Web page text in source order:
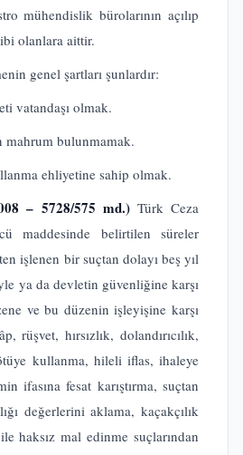
mühendislik bürolarının açılıp
olanlara aittir.
genel şartları şunlardır:
vatandaşı olmak.
mahrum bulunmamak.
ehliyetine sahip olmak.
– 5728/575 md.) Türk Ceza
maddesinde belirtilen süreler
işlenen bir suçtan dolayı beş yıl
ya da devletin güvenliğine karşı
ve bu düzenin işleyişine karşı
rüşvet, hırsızlık, dolandırıcılık,
kullanma, hileli iflas, ihaleye
ifasına fesat karıştırma, suçtan
değerlerini aklama, kaçakçılık
haksız mal edinme suçlarından